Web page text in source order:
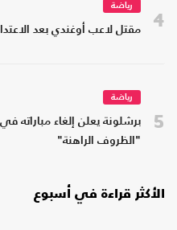
4
رياضة
مقتل لاعب أوغندي بعد
5
رياضة
برشلونة يعلن إلغاء مباراته
"الظروف الراهنة"
الأكثر قراءة في أسبوع